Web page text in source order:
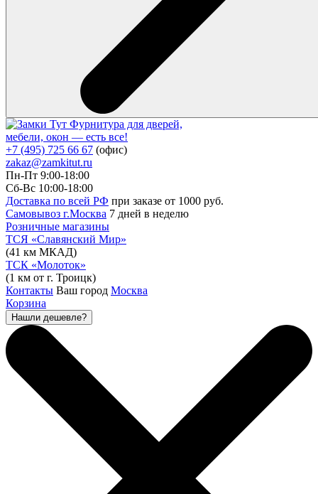
Фурнитура для дверей,
мебели, окон — есть все!
+7 (495) 725 66 67 (офис)
zakaz@zamkitut.ru
Пн-Пт 9:00-18:00
Сб-Вс 10:00-18:00
Доставка по всей РФ при заказе от 1000 руб.
Самовывоз г.Москва 7 дней в неделю
Розничные магазины
ТСЯ «Славянский Мир»
(41 км МКАД)
ТСК «Молоток»
(1 км от г. Троицк)
Контакты Ваш город Москва
Корзина
Нашли дешевле?